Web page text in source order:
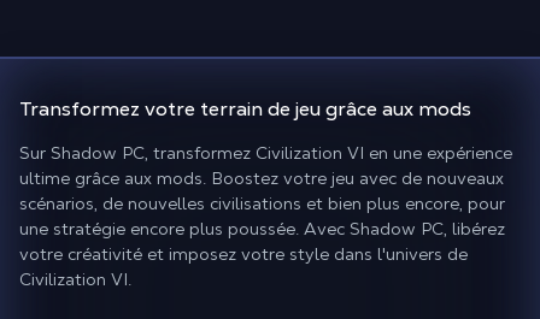
Transformez votre terrain de jeugrâce aux mods
Sur Shadow PC, transformez Civilization VI en une expérience
ultime grâce aux mods. Boostez votre jeu avec de nouveaux
scénarios, de nouvelles civilisations et bien plus encore, pour
une stratégie encore plus poussée. Avec Shadow PC, libérez
votre créativité et imposez votre style dans l'univers de
Civilization VI.